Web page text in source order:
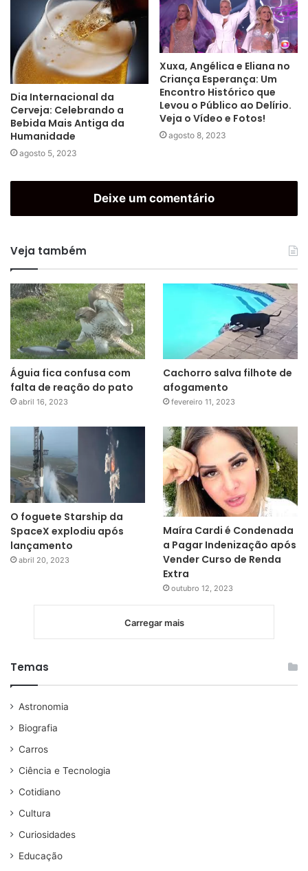
Dia Internacional da
Cerveja: Celebrando a
Bebida Mais Antiga da
Humanidade
agosto 5, 2023
Xuxa, Angélica e Eliana no
Criança Esperança: Um
Encontro Histórico que
Levou o Público ao Delírio.
Veja o Vídeo e Fotos!
agosto 8, 2023
Deixe um comentário
Veja também
Águia fica confusa com
falta de reação do pato
abril 16, 2023
Cachorro salva filhote de
afogamento
fevereiro 11, 2023
O foguete Starship da
SpaceX explodiu após
lançamento
abril 20, 2023
Maíra Cardi é Condenada
a Pagar Indenização após
Vender Curso de Renda
Extra
outubro 12, 2023
Carregar mais
Temas
Astronomia
Biografia
Carros
Ciência e Tecnologia
Cotidiano
Cultura
Curiosidades
Educação